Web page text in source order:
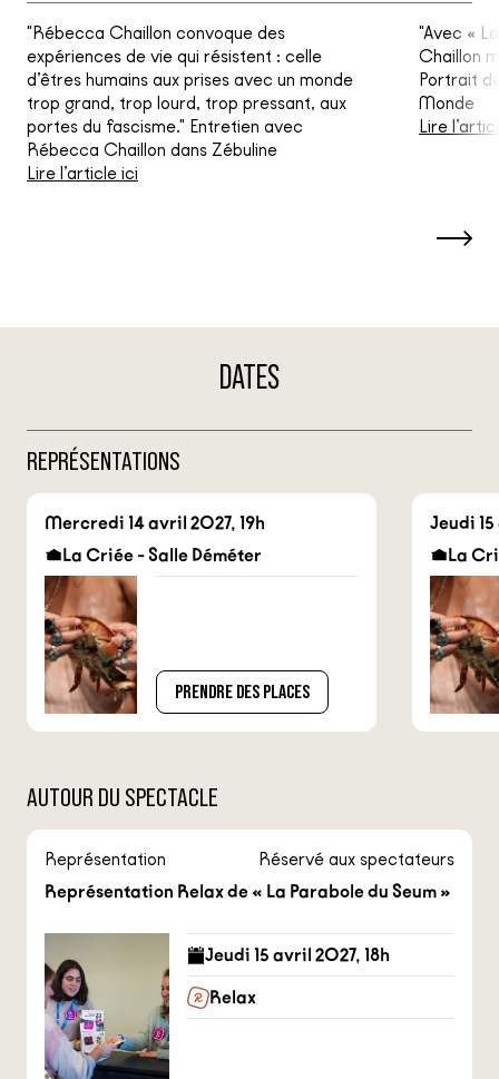
"Rébecca Chaillon convoque des
expériences de vie qui résistent : celle
d’êtres humains aux prises avec un monde
trop grand, trop lourd, trop pressant, aux
portes du fascisme." Entretien avec
Rébecca Chaillon dans Zébuline
Lire l’article ici
"Avec «
Chaillon
Portrait
Monde
Lire
DATES
REPRÉSENTATIONS
Mercredi 14 avril 2027, 19h
La Criée - Salle Déméter
PRENDRE DES PLACES
Jeudi
La
AUTOUR DU SPECTACLE
Représentation
Réservé aux spectateurs
Représentation Relax de « La Parabole du Seum »
Jeudi 15 avril 2027, 18h
Relax